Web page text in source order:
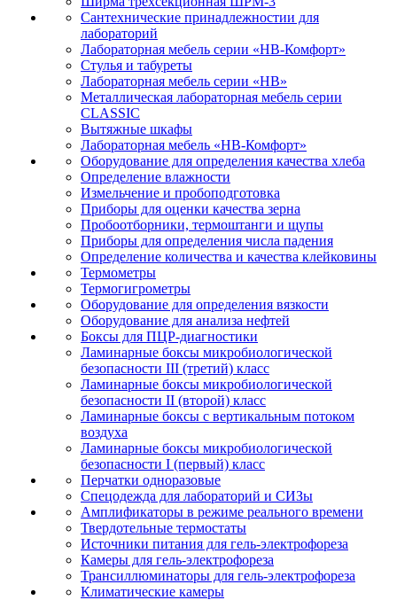
Сантехнические принадлежностии для
лабораторий
Лабораторная мебель серии «НВ-Комфорт»
Стулья и табуреты
Лабораторная мебель серии «НВ»
Металлическая лабораторная мебель серии
CLASSIC
Вытяжные шкафы
Лабораторная мебель «НВ-Комфорт»
Оборудование для определения качества хлеба
Определение влажности
Измельчение и пробоподготовка
Приборы для оценки качества зерна
Пробоотборники, термоштанги и щупы
Приборы для определения числа падения
Определение количества и качества клейковины
Термометры
Термогигрометры
Оборудование для определения вязкости
Оборудование для анализа нефтей
Боксы для ПЦР-диагностики
Ламинарные боксы микробиологической
безопасности III (третий) класс
Ламинарные боксы микробиологической
безопасности II (второй) класс
Ламинарные боксы с вертикальным потоком
воздуха
Ламинарные боксы микробиологической
безопасности I (первый) класс
Перчатки одноразовые
Спецодежда для лабораторий и СИЗы
Амплификаторы в режиме реального времени
Твердотельные термостаты
Источники питания для гель-электрофореза
Камеры для гель-электрофореза
Трансиллюминаторы для гель-электрофореза
Климатические камеры